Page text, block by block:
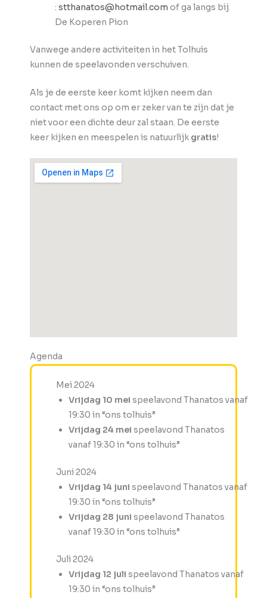
: stthanatos@hotmail.com of ga langs bij
De Koperen Pion
Vanwege andere activiteiten in het Tolhuis
kunnen de speelavonden verschuiven.
Als je de eerste keer komt kijken neem dan
contact met ons op om er zeker van te zijn dat je
niet voor een dichte deur zal staan. De eerste
keer kijken en meespelen is natuurlijk gratis!
Agenda
Mei 2024
Vrijdag 10 mei speelavond Thanatos vanaf
19:30 in “ons tolhuis”
Vrijdag 24 mei speelavond Thanatos
vanaf 19:30 in “ons tolhuis”
Juni 2024
Vrijdag 14 juni speelavond Thanatos vanaf
19:30 in “ons tolhuis”
Vrijdag 28 juni speelavond Thanatos
vanaf 19:30 in “ons tolhuis”
Juli 2024
Vrijdag 12 juli speelavond Thanatos vanaf
19:30 in “ons tolhuis”